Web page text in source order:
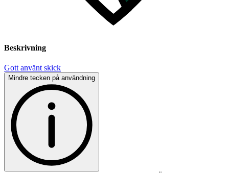
Beskrivning
Gott använt skick
Mindre tecken på användning